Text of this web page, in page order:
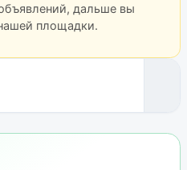
дальше вы
площадки.